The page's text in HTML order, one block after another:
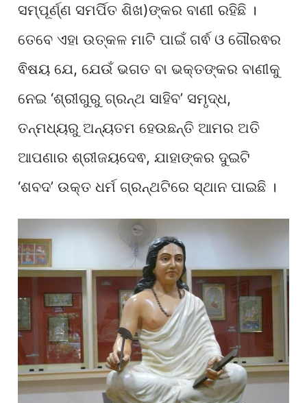
ସମ୍ପୂର୍ଣ୍ଣ ସମର୍ପିତ ଶିଖ)ଙ୍କର ବାଣୀ ରହିଛି ।
ତେବେ ଏହା ଉତ୍କଳ ମାଟି ପାଇଁ ଗର୍ଵ ଓ ଗୌରଵର
ଵିଷୟ ଯେ, ଯେଉଁ ଭଗତ ବା ଭକ୍ତଙ୍କର ବାଣୀକୁ
ନେଇ ‘ଶ୍ରୀଗୁରୁ ଗ୍ରନ୍ଥ ସାହିବ’ ସମୃଦ୍ଧ,
ତନ୍ମଧ୍ୟରୁ ଅନ୍ୟତମ ହେଉଛନ୍ତି ଆମର ଅତି
ଆପଣାର ଶ୍ରୀଜୟଦେଵ, ଯାହାଙ୍କର ଦୁଇଟି
‘ଶବଦ’ ଉକ୍ତ ଧର୍ମ ଗ୍ରନ୍ଥଟିରେ ସ୍ଥାନ ପାଇଛି ।